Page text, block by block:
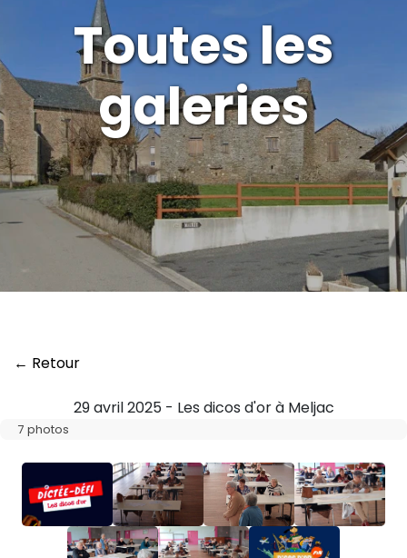
Toutes les
galeries
← Retour
29 avril 2025 - Les dicos d'or à Meljac
7 photos